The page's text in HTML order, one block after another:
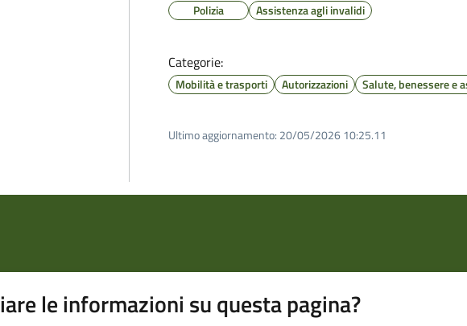
Polizia Assistenza agli invalidi
Categorie:
Mobilità e trasporti Autorizzazioni Salute, benessere e
Ultimo aggiornamento: 20/05/2026 10:25.11
le informazioni su questa pagina?